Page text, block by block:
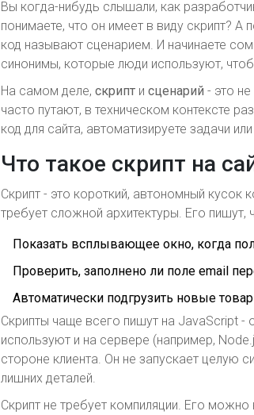
Вы когда-нибудь слышали, как
понимаете, что он имеет в виду скрипт?
код называют сценарием. И начинаете
синонимы, которые люди используют,
На самом деле, скрипт и сценарий - это
часто путают, в техническом контексте
код для сайта, автоматизируете задачи
Что такое скрипт на
Скрипт - это короткий, автономный кусок
требует сложной архитектуры. Его
Показать всплывающее окно, когда
Проверить, заполнено ли поле email
Автоматически подгрузить новые
Скрипты чаще всего пишут на JavaScript -
используют и на сервере (например,
стороне клиента. Он не запускает целую
лишних деталей.
Скрипт не требует компиляции. Его можно